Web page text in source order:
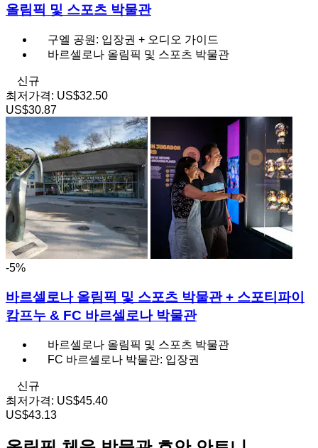
올림픽 및 스포츠 박물관
구엘 공원: 입장권 + 오디오 가이드
바르셀로나 올림픽 및 스포츠 박물관
신규
최저가격: US$32.50
US$30.87
-5%
바르셀로나 올림픽 및 스포츠 박물관 + 스포티파이
캄프누 & FC 바르셀로나 박물관
바르셀로나 올림픽 및 스포츠 박물관
FC 바르셀로나 박물관: 입장권
신규
최저가격: US$45.40
US$43.13